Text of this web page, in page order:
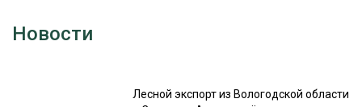
Новости
Лесной экспорт из Вологодской области